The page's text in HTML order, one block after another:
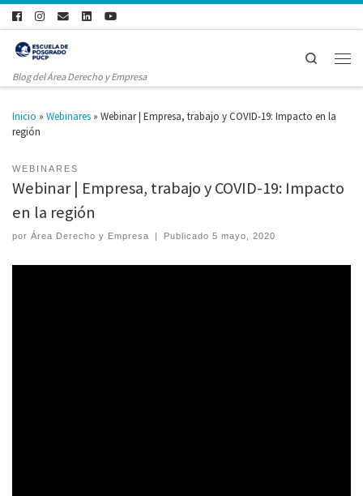
Blog del Área Derecho y Empresa
Search
Inicio » Webinares » Webinar | Empresa, trabajo y COVID-19: Impacto en la
región
WEBINARES
Webinar | Empresa, trabajo y COVID-19: Impacto
en la región
por Área Derecho y Empresa | Publicado5 mayo, 2020